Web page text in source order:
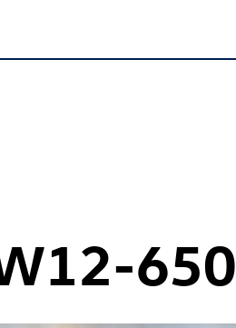
650